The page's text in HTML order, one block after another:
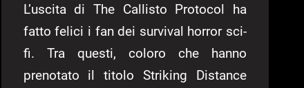
L’uscita di The Callisto Protocol ha
fatto felici i fan dei survival horror sci-
fi. Tra questi, coloro che hanno
prenotato il titolo Striking Distance